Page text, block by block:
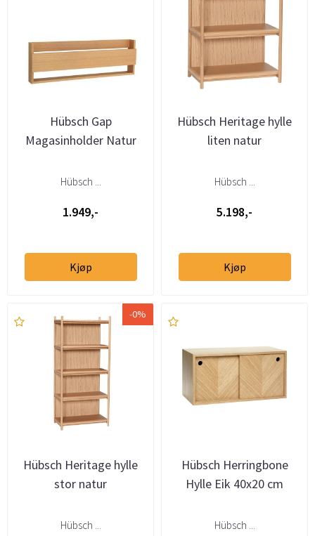
Hübsch Gap
Magasinholder Natur
Hübsch ...
1.949,-
Kjøp
Hübsch Heritage hylle
liten natur
Hübsch ...
5.198,-
Kjøp
-0%
Hübsch Heritage hylle
stor natur
Hübsch ...
Hübsch Herringbone
Hylle Eik 40x20 cm
Hübsch ...